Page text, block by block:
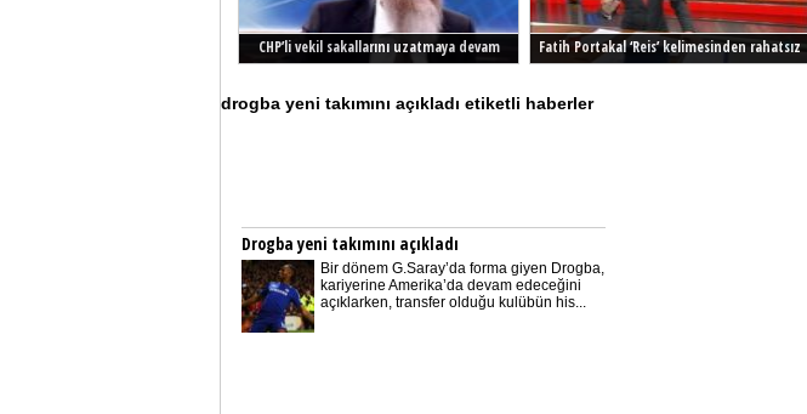
CHP’li vekil sakallarını uzatmaya devam
Fatih Portakal ‘Reis’ kelimesinden rahatsız
drogba yeni takımını açıkladı etiketli haberler
Drogba yeni takımını açıkladı
Bir dönem G.Saray’da forma giyen Drogba,
kariyerine Amerika’da devam edeceğini
açıklarken, transfer olduğu kulübün his...